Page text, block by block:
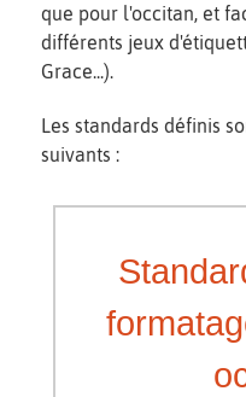
que pour l'occitan, et
différents jeux
Grace...).
Les standards définis
suivants :